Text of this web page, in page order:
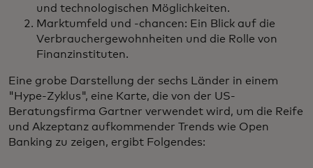
und technologischen Möglichkeiten.
Marktumfeld und -chancen: Ein Blick auf die
Verbrauchergewohnheiten und die Rolle von
Finanzinstituten.
Eine grobe Darstellung der sechs Länder in einem
"Hype-Zyklus", eine Karte, die von der US-
Beratungsfirma Gartner verwendet wird, um die Reife
und Akzeptanz aufkommender Trends wie Open
Banking zu zeigen, ergibt Folgendes: